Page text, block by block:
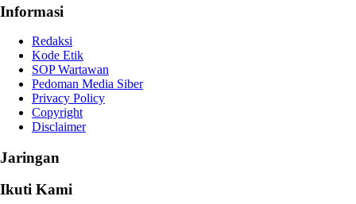
Informasi
Redaksi
Kode Etik
SOP Wartawan
Pedoman Media Siber
Privacy Policy
Copyright
Disclaimer
Jaringan
Ikuti Kami